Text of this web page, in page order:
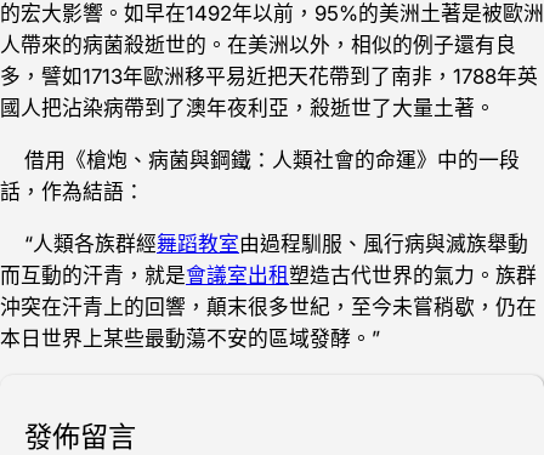
的宏大影響。如早在1492年以前，95%的美洲土著是被歐洲
人帶來的病菌殺逝世的。在美洲以外，相似的例子還有良
多，譬如1713年歐洲移平易近把天花帶到了南非，1788年英
國人把沾染病帶到了澳年夜利亞，殺逝世了大量土著。
借用《槍炮、病菌與鋼鐵：人類社會的命運》中的一段
話，作為結語：
“人類各族群經舞蹈教室由過程馴服、風行病與滅族舉動
而互動的汗青，就是會議室出租塑造古代世界的氣力。族群
沖突在汗青上的回響，顛末很多世紀，至今未嘗稍歇，仍在
本日世界上某些最動蕩不安的區域發酵。”
發佈留言